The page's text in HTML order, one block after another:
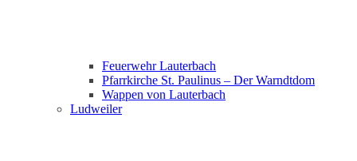
Feuerwehr Lauterbach
Pfarrkirche St. Paulinus – Der Warndtdom
Wappen von Lauterbach
Ludweiler